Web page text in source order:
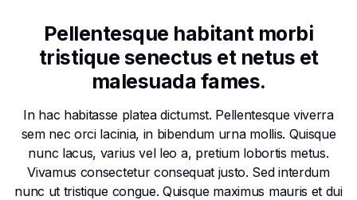
Pellentesque habitant morbi
tristique senectus et netus et
malesuada fames.
In hac habitasse platea dictumst. Pellentesque viverra
sem nec orci lacinia, in bibendum urna mollis. Quisque
nunc lacus, varius vel leo a, pretium lobortis metus.
Vivamus consectetur consequat justo. Sed interdum
nunc ut tristique congue. Quisque maximus mauris et dui